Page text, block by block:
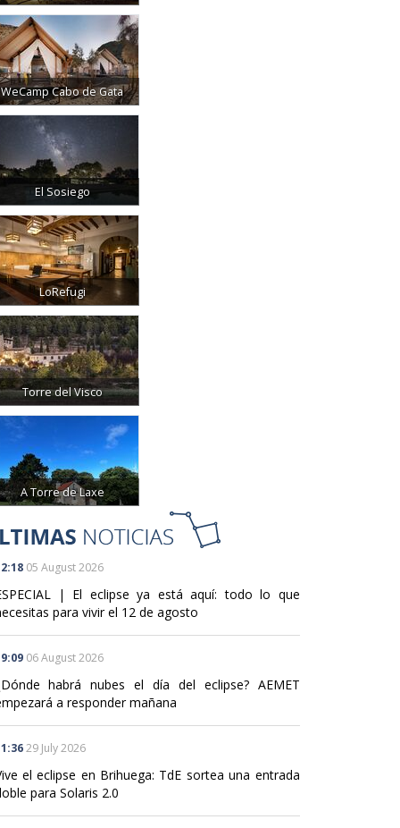
WeCamp Cabo de Gata
El Sosiego
LoRefugi
Torre del Visco
A Torre de Laxe
05 August 2026
| El eclipse ya está aquí: todo lo que
para vivir el 12 de agosto
06 August 2026
habrá nubes el día del eclipse? AEMET
a responder mañana
29 July 2026
el eclipse en Brihuega: TdE sortea una entrada
para Solaris 2.0